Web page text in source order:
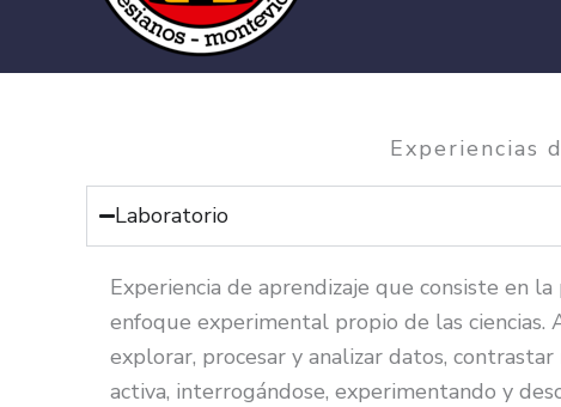
Experiencias
Laboratorio
Experiencia de aprendizaje que consiste en
enfoque experimental propio de las ciencias.
explorar, procesar y analizar datos,
activa, interrogándose, experimentando y